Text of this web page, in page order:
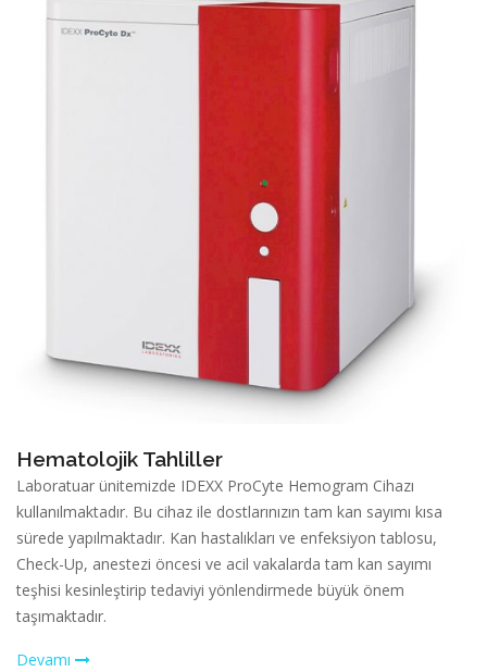
Hematolojik Tahliller
Laboratuar ünitemizde IDEXX ProCyte Hemogram Cihazı
kullanılmaktadır. Bu cihaz ile dostlarınızın tam kan sayımı kısa
sürede yapılmaktadır. Kan hastalıkları ve enfeksiyon tablosu,
Check-Up, anestezi öncesi ve acil vakalarda tam kan sayımı
teşhisi kesinleştirip tedaviyi yönlendirmede büyük önem
taşımaktadır.
Devamı